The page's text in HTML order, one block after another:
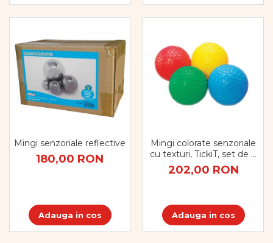
Mingi senzoriale reflective
180,00 RON
Adauga in cos
Mingi colorate senzoriale
cu texturi, TickiT, set de 4
mingi, multicolor
202,00 RON
Adauga in cos